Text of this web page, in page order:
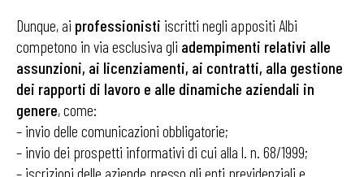
Dunque, ai professionisti iscritti negli appositi Albi
competono in via esclusiva gli adempimenti relativi alle
assunzioni, ai licenziamenti, ai contratti, alla gestione
dei rapporti di lavoro e alle dinamiche aziendali in
genere, come:
– invio delle comunicazioni obbligatorie;
– invio dei prospetti informativi di cui alla l. n. 68/1999;
– iscrizioni delle aziende presso gli enti previdenziali e